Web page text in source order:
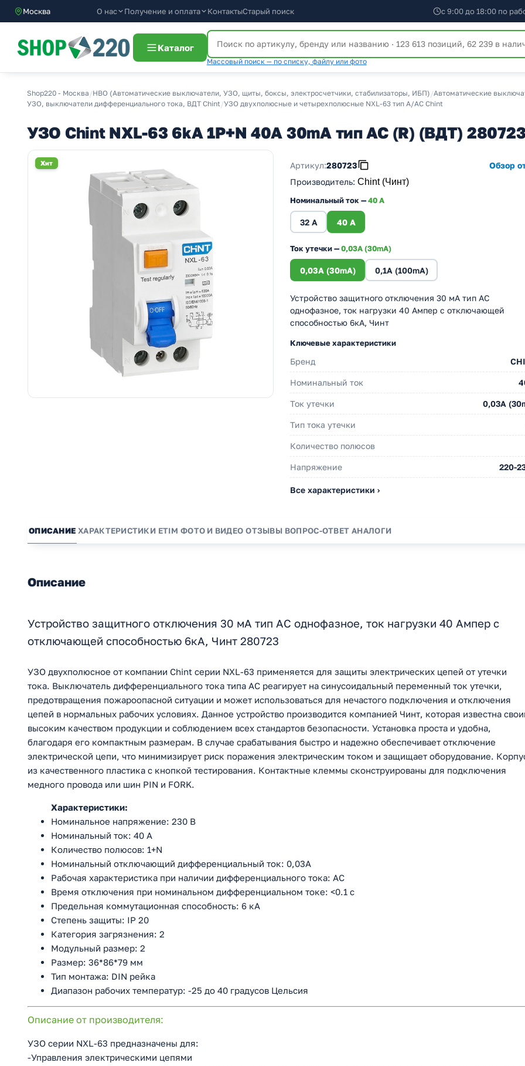
Москва О нас Получение и оплата КонтактыСтарый поиск с 9:00 до 18:00 по
Каталог
Массовый поиск — по списку, файлу или фото
Shop220 - Москва /НВО (Автоматические выключатели, УЗО, щиты, боксы, электросчетчики, стабилизаторы, ИБП) /Автоматические
УЗО, выключатели дифференциального тока, ВДТ Chint/УЗО двухполюсные и четырехполюсные NXL-63 тип А/АС Chint
УЗО Chint NXL-63 6kA 1P+N 40A 30mA тип AC (R) (ВДТ) 280723
Хит Артикул:280723
Обзор
Производитель: Chint (Чинт)
Номинальный ток —40 A
32 A 40 A
Ток утечки —0,03A (30mA)
0,03A (30mA) 0,1A (100mA)
Устройство защитного отключения 30 мА тип АС
однофазное, ток нагрузки 40 Ампер с отключающей
способностью 6кА, Чинт
Ключевые характеристики
Бренд
Номинальный ток
Ток утечки 0,03A
Тип тока утечки
Количество полюсов
Напряжение 220-
Все характеристики ›
ОПИСАНИЕ ХАРАКТЕРИСТИКИ ETIM ФОТО И ВИДЕО ОТЗЫВЫ ВОПРОС-ОТВЕТ АНАЛОГИ
Описание
Устройство защитного отключения 30 мА тип АС однофазное, ток нагрузки 40 Ампер с
отключающей способностью 6кА, Чинт 280723
УЗО двухполюсное от компании Chint серии NXL-63 применяется для защиты электрических цепей от утечки
тока. Выключатель дифференциального тока типа AC реагирует на синусоидальный переменный ток утечки,
предотвращения пожароопасной ситуации и может использоваться для нечастого подключения и отключения
цепей в нормальных рабочих условиях. Данное устройство производится компанией Чинт, которая известна
высоким качеством продукции и соблюдением всех стандартов безопасности. Установка проста и удобна,
благодаря его компактным размерам. В случае срабатывания быстро и надежно обеспечивает отключение
электрической цепи, что минимизирует риск поражения электрическим током и защищает оборудование.
из качественного пластика с кнопкой тестирования. Контактные клеммы сконструированы для подключения
медного провода или шин PIN и FORK.
Характеристики:
Номинальное напряжение: 230 В
Номинальный ток: 40 А
Количество полюсов: 1+N
Номинальный отключающий дифференциальный ток: 0,03А
Рабочая характеристика при наличии дифференциального тока: АС
Время отключения при номинальном дифференциальном токе: <0.1 с
Предельная коммутационная способность: 6 кА
Степень защиты: IP 20
Категория загрязнения: 2
Модульный размер: 2
Размер: 36*86*79 мм
Тип монтажа: DIN рейка
Диапазон рабочих температур: -25 до 40 градусов Цельсия
Описание от производителя:
УЗО серии NXL-63 предназначены для:
-Управления электрическими цепями